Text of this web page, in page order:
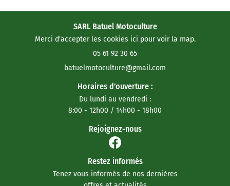
SARL Batuel Motoculture
Merci d'accepter les cookies ici pour voir la map.
05 61 92 30 65
Horaires d'ouverture :
Du lundi au vendredi :
8:00 - 12h00 / 14h00 - 18h00
Rejoignez-nous
Restez informés
Tenez vous informés de nos dernières